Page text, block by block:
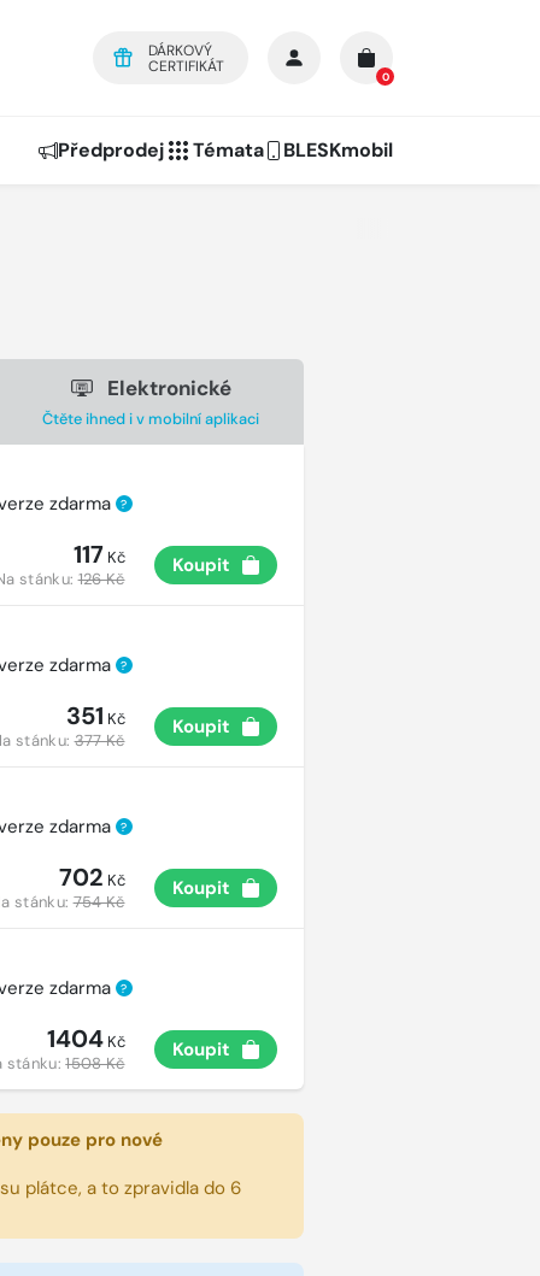
DÁRKOVÝ
CERTIFIKÁT
0
Předprodej Témata BLESKmobil
Elektronické
Čtěte ihned i v mobilní aplikaci
zdarma ?
117 Kč
stánku:126 Kč
Koupit
zdarma ?
351 Kč
stánku:377 Kč
Koupit
zdarma ?
702 Kč
stánku:754 Kč
Koupit
zdarma ?
1404Kč
stánku:1508 Kč
Koupit
pouze pro nové
plátce, a to zpravidla do 6